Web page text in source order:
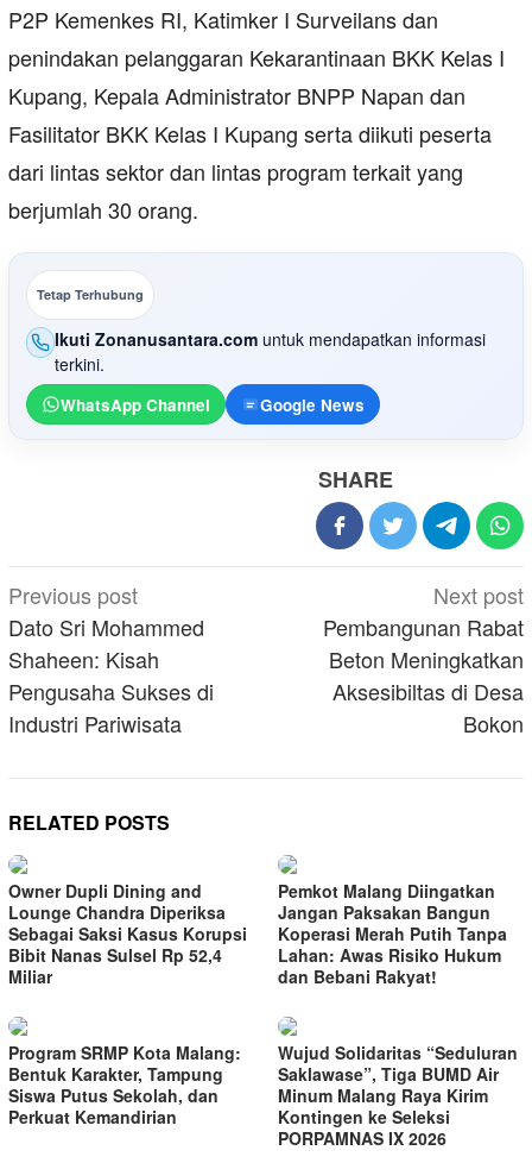
P2P Kemenkes RI, Katimker I Surveilans dan
penindakan pelanggaran Kekarantinaan BKK Kelas I
Kupang, Kepala Administrator BNPP Napan dan
Fasilitator BKK Kelas I Kupang serta diikuti peserta
dari lintas sektor dan lintas program terkait yang
berjumlah 30 orang.
Tetap Terhubung
Ikuti Zonanusantara.com untuk mendapatkan informasi
terkini.
WhatsApp Channel Google News
SHARE
Post
navigation
Previous post
Dato Sri Mohammed
Shaheen: Kisah
Pengusaha Sukses di
Industri Pariwisata
Next post
Pembangunan Rabat
Beton Meningkatkan
Aksesibiltas di Desa
Bokon
RELATED POSTS
Owner Dupli Dining and
Lounge Chandra Diperiksa
Sebagai Saksi Kasus Korupsi
Bibit Nanas Sulsel Rp 52,4
Miliar
Pemkot Malang Diingatkan
Jangan Paksakan Bangun
Koperasi Merah Putih Tanpa
Lahan: Awas Risiko Hukum
dan Bebani Rakyat!
Program SRMP Kota Malang:
Bentuk Karakter, Tampung
Siswa Putus Sekolah, dan
Perkuat Kemandirian
Wujud Solidaritas “Seduluran
Saklawase”, Tiga BUMD Air
Minum Malang Raya Kirim
Kontingen ke Seleksi
PORPAMNAS IX 2026